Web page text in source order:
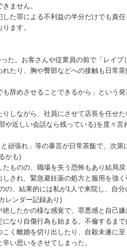
ません。
た罪による不利益の半分だけでも責
ます。
。お客さんや従業員の前で「レイプ
れたり、胸や臀部などへの接触も日常
辞めさせることできるから」という発
しながら、社員にさせて店長を任せた
や近しい会話なら残っている)を度々言
頑張れ」等の暴言が日常茶飯で、次第
かも)
ものの、職場を失う恐怖もあり結局戻
され、緊急避妊薬の処方と服用を強
の、結果的には私が1人で来院し、自分
レンダー記録あり)
したかの様な感覚で、罪悪感と自己嫌
なり自傷行為も始まる。不倫するま
く離婚を切り出したり、自殺未遂に
い思いをさせてしまった。